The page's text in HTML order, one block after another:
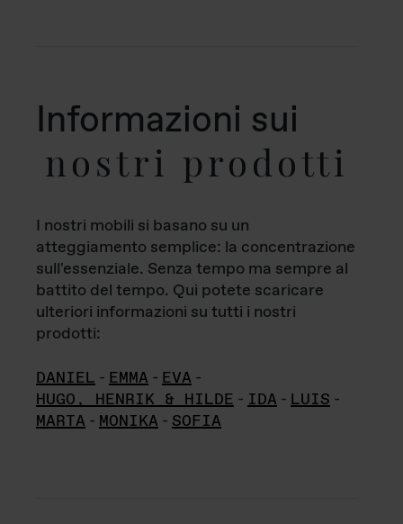
Informazioni sui
nostri prodotti
I nostri mobili si basano su un
atteggiamento semplice: la concentrazione
sull'essenziale. Senza tempo ma sempre al
battito del tempo. Qui potete scaricare
ulteriori informazioni su tutti i nostri
prodotti:
DANIEL - EMMA - EVA -
HUGO, HENRIK & HILDE - IDA - LUIS -
MARTA - MONIKA - SOFIA